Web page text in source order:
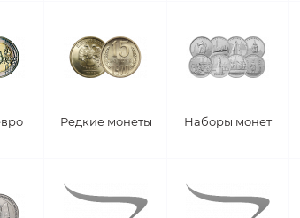
Редкие монеты Наборы монет